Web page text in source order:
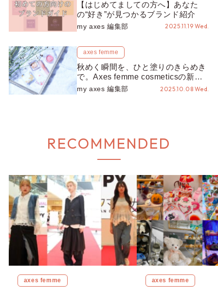
【はじめてましての方へ】あなた
の“好き”が見つかるブランド紹介
my axes 編集部 2025.11.19 Wed.
axes femme
秋めく瞬間を、ひと塗りのきらめき
で。Axes femme cosmeticsの新作
で叶える「うるつや×血色」メイク
my axes 編集部 2025.10.08 Wed.
RECOMMENDED
axes femme axes femme